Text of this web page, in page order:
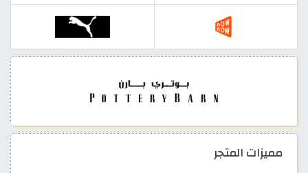
مميزات المتجر